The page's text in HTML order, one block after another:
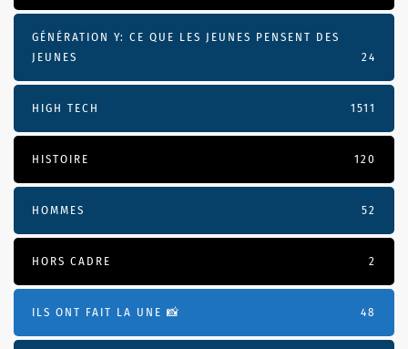
GÉNÉRATION Y: CE QUE LES JEUNES PENSENT DES
JEUNES
24
HIGH TECH 1511
HISTOIRE 120
HOMMES 52
HORS CADRE 2
ILS ONT FAIT LA UNE 📸 48